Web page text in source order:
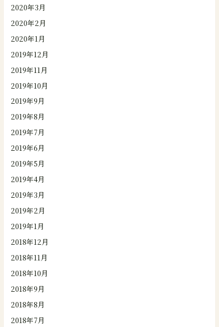
2020年3月
2020年2月
2020年1月
2019年12月
2019年11月
2019年10月
2019年9月
2019年8月
2019年7月
2019年6月
2019年5月
2019年4月
2019年3月
2019年2月
2019年1月
2018年12月
2018年11月
2018年10月
2018年9月
2018年8月
2018年7月